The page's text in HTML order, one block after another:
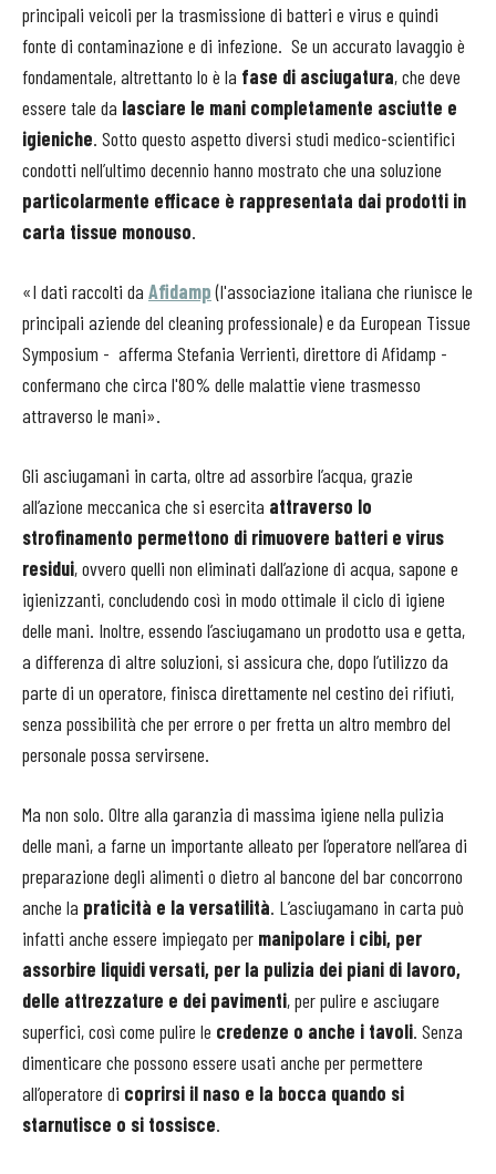
principali veicoli per la trasmissione di batteri e virus e quindi
fonte di contaminazione e di infezione. Se un accurato lavaggio è
fondamentale, altrettanto lo è la fase di asciugatura, che deve
essere tale da lasciare le mani completamente asciutte e
igieniche. Sotto questo aspetto diversi studi medico-scientifici
condotti nell’ultimo decennio hanno mostrato che una soluzione
particolarmente efficace è rappresentata dai prodotti in
carta tissue monouso.
«I dati raccolti da Afidamp(l'associazione italiana che riunisce le
principali aziende del cleaning professionale) e da European Tissue
Symposium - afferma Stefania Verrienti, direttore di Afidamp -
confermano che circa l'80% delle malattie viene trasmesso
attraverso le mani».
Gli asciugamani in carta, oltre ad assorbire l’acqua, grazie
all’azione meccanica che si esercita attraverso lo
strofinamento permettono di rimuovere batteri e virus
residui, ovvero quelli non eliminati dall’azione di acqua, sapone e
igienizzanti, concludendo così in modo ottimale il ciclo di igiene
delle mani. Inoltre, essendo l’asciugamano un prodotto usa e getta,
a differenza di altre soluzioni, si assicura che, dopo l’utilizzo da
parte di un operatore, finisca direttamente nel cestino dei rifiuti,
senza possibilità che per errore o per fretta un altro membro del
personale possa servirsene.
Ma non solo. Oltre alla garanzia di massima igiene nella pulizia
delle mani, a farne un importante alleato per l’operatore nell’area di
preparazione degli alimenti o dietro al bancone del bar concorrono
anche la praticità e la versatilità. L’asciugamano in carta può
infatti anche essere impiegato per manipolare i cibi, per
assorbire liquidi versati, per la pulizia dei piani di lavoro,
delle attrezzature e dei pavimenti, per pulire e asciugare
superfici, così come pulire le credenze o anche i tavoli. Senza
dimenticare che possono essere usati anche per permettere
all’operatore di coprirsi il naso e la bocca quando si
starnutisce o si tossisce.